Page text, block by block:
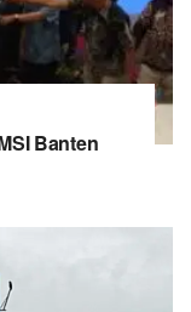
Banten